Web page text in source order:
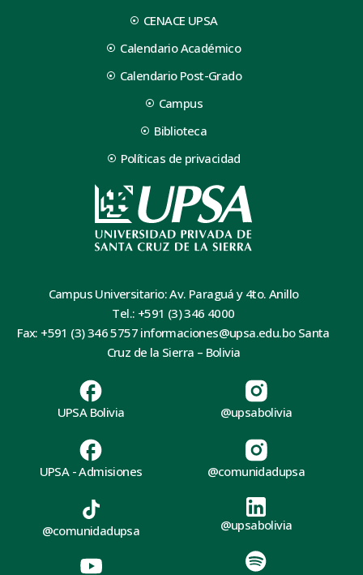
CENACE UPSA
Calendario Académico
Calendario Post-Grado
Campus
Biblioteca
Políticas de privacidad
Campus Universitario: Av. Paraguá y 4to. Anillo
Tel.: +591 (3) 346 4000
Fax: +591 (3) 346 5757 informaciones@upsa.edu.bo Santa
Cruz de la Sierra – Bolivia
UPSA Bolivia
UPSA - Admisiones
@upsabolivia
@comunidadupsa
@comunidadupsa @upsabolivia